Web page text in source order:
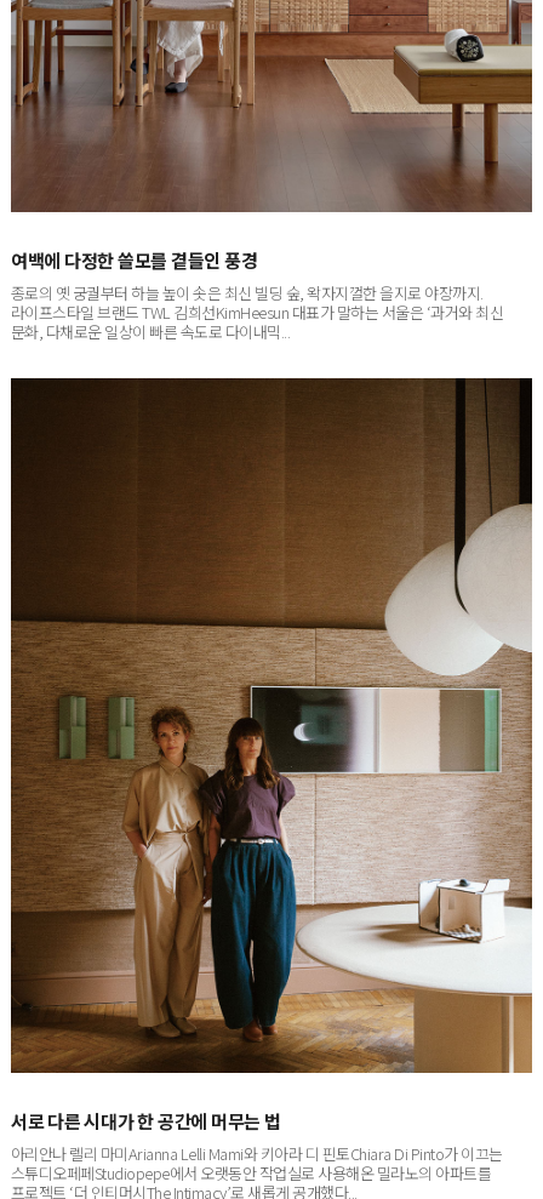
여백에 다정한 쓸모를 곁들인 풍경
종로의 옛 궁궐부터 하늘 높이 솟은 최신 빌딩 숲, 왁자지껄한 을지로 야장까지.
라이프스타일 브랜드 TWL 김희선KimHeesun 대표가 말하는 서울은 ‘과거와 최신
서로 다른 시대가 한 공간에 머무는 법
아리안나 렐리 마미Arianna Lelli Mami와 키아라 디 핀토Chiara Di Pinto가 이끄는
스튜디오페페Studiopepe에서 오랫동안 작업실로 사용해온 밀라노의 아파트를